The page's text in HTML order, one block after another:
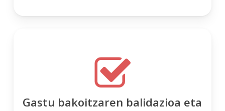
Gastu bakoitzaren balidazioa eta